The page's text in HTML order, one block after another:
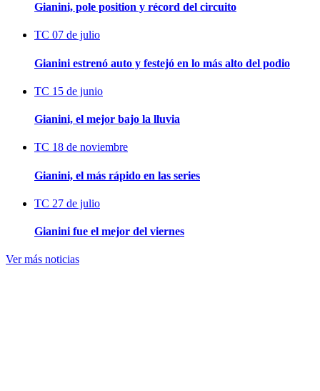
Gianini, pole position y récord del circuito
TC 07 de julio
Gianini estrenó auto y festejó en lo más alto del podio
TC 15 de junio
Gianini, el mejor bajo la lluvia
TC 18 de noviembre
Gianini, el más rápido en las series
TC 27 de julio
Gianini fue el mejor del viernes
Ver más noticias